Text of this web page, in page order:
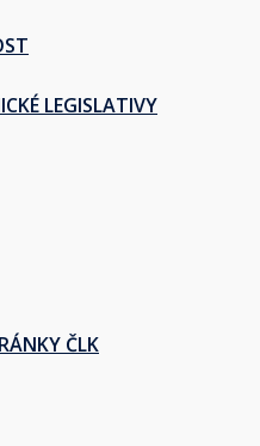
LEGISLATIVY
ČLK